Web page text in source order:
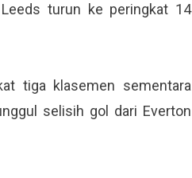
turun ke peringkat 14
tiga klasemen sementara
selisih gol dari Everton